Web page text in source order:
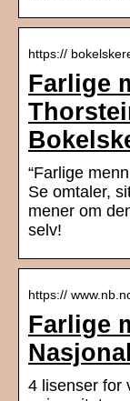
https://
Farlige
“Farlige
Se omtaler,
mener om
selv!
https://
Farlige
4 lisenser for